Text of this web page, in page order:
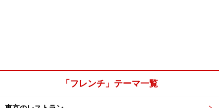
「フレンチ」テーマ一覧